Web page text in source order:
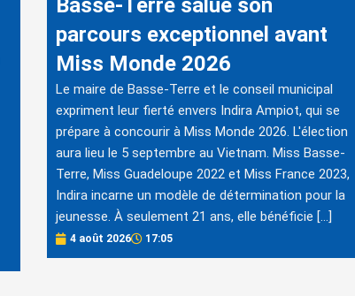
Basse-Terre salue son
parcours exceptionnel avant
Miss Monde 2026
Le maire de Basse-Terre et le conseil municipal
expriment leur fierté envers Indira Ampiot, qui se
prépare à concourir à Miss Monde 2026. L'élection
aura lieu le 5 septembre au Vietnam. Miss Basse-
Terre, Miss Guadeloupe 2022 et Miss France 2023,
Indira incarne un modèle de détermination pour la
jeunesse. À seulement 21 ans, elle bénéficie […]
4 août 2026 17:05